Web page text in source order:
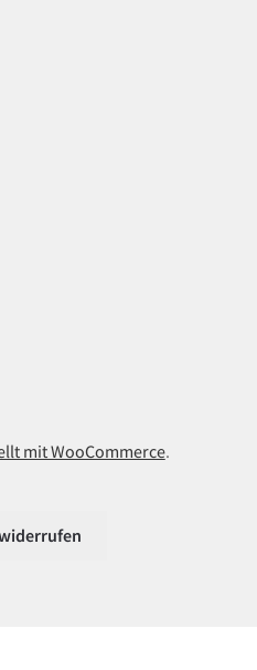
mit WooCommerce.